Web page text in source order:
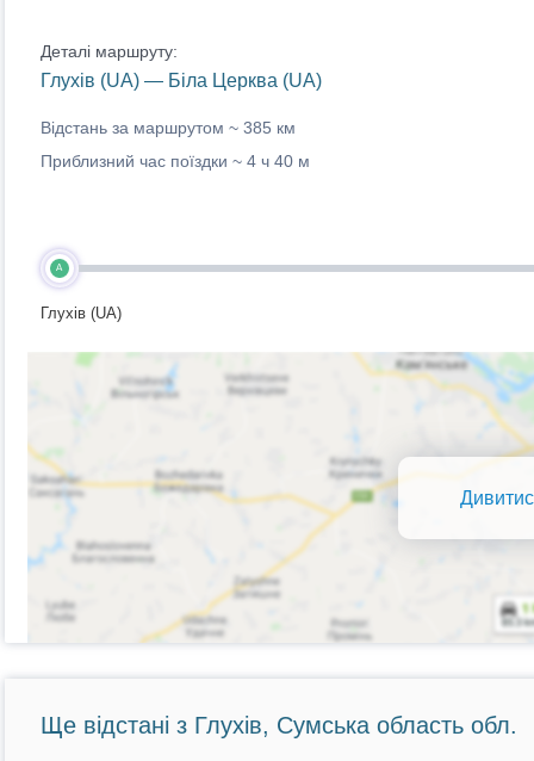
Деталі маршруту:
Глухів (UA) — Біла Церква (UA)
Відстань за маршрутом ~ 385 км
Приблизний час поїздки ~ 4 ч 40 м
A
Глухів (UA)
Ще відстані з Глухів, Сумська область обл.